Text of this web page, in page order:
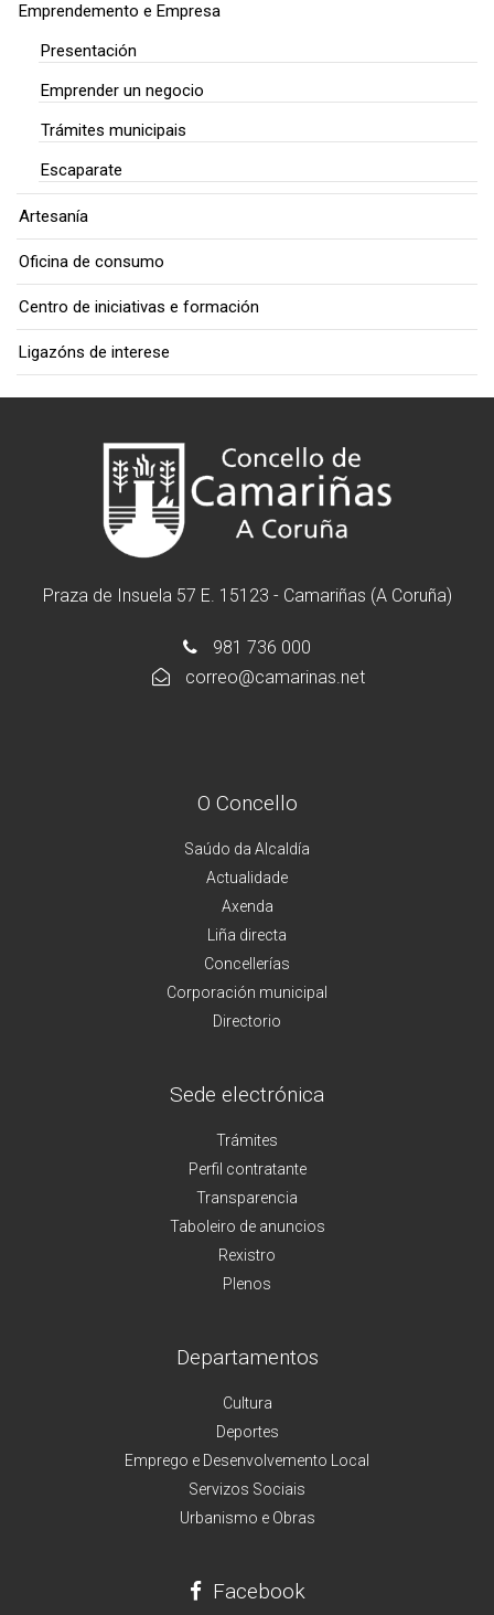
Emprendemento e Empresa
Presentación
Emprender un negocio
Trámites municipais
Escaparate
Artesanía
Oficina de consumo
Centro de iniciativas e formación
Ligazóns de interese
Praza de Insuela 57 E. 15123 - Camariñas (A Coruña)
981 736 000
correo@camarinas.net
O Concello
Saúdo da Alcaldía
Actualidade
Axenda
Liña directa
Concellerías
Corporación municipal
Directorio
Sede electrónica
Trámites
Perfil contratante
Transparencia
Taboleiro de anuncios
Rexistro
Plenos
Departamentos
Cultura
Deportes
Emprego e Desenvolvemento Local
Servizos Sociais
Urbanismo e Obras
Facebook